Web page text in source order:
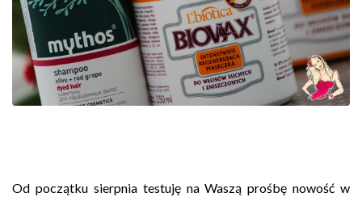
Od początku sierpnia testuję na Waszą prośbę nowość w